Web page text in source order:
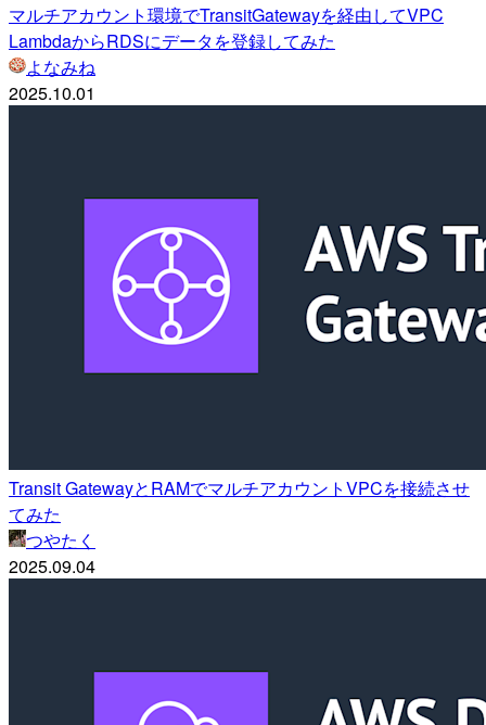
マルチアカウント環境でTransitGatewayを経由してVPC
LambdaからRDSにデータを登録してみた
よなみね
2025.10.01
Transit GatewayとRAMでマルチアカウントVPCを接続させ
てみた
つやたく
2025.09.04